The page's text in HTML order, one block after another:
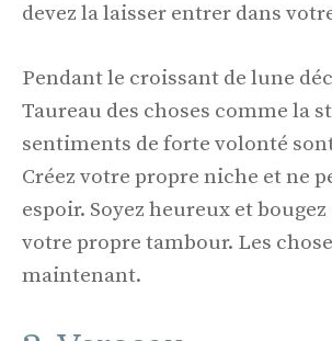
devez la laisser entrer dans
Pendant le croissant de lune
Taureau des choses comme la
sentiments de forte volonté
Créez votre propre niche et ne
espoir. Soyez heureux et
votre propre tambour. Les
maintenant.